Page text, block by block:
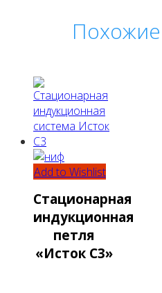
Add to Wishlist
Стационарная
индукционная
петля
«Исток С3»